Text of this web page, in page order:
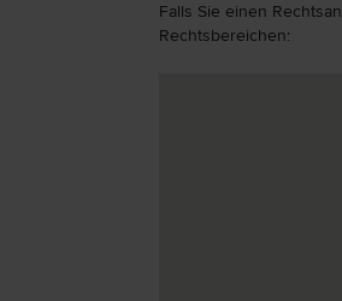
Falls Sie einen
Rechtsbereichen: